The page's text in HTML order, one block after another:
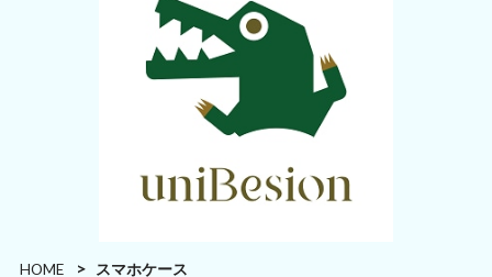
HOME スマホケース